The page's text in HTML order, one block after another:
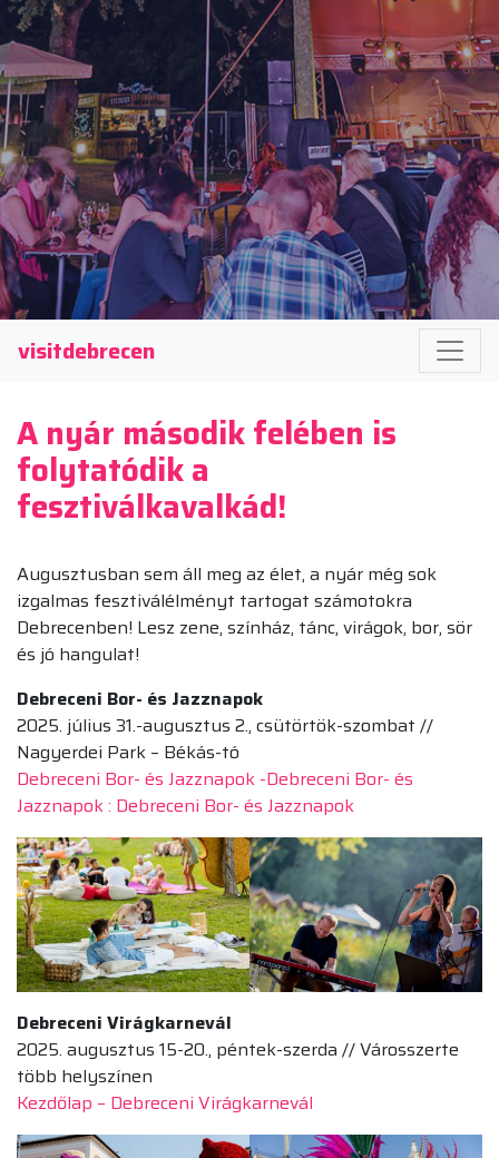
visitdebrecen
A nyár második felében is
folytatódik a
fesztiválkavalkád!
Augusztusban sem áll meg az élet, a nyár még sok
izgalmas fesztiválélményt tartogat számotokra
Debrecenben! Lesz zene, színház, tánc, virágok, bor, sör
és jó hangulat!
Debreceni Bor- és Jazznapok
2025. július 31.-augusztus 2., csütörtök-szombat //
Nagyerdei Park – Békás-tó
Debreceni Bor- és Jazznapok -Debreceni Bor- és
Jazznapok : Debreceni Bor- és Jazznapok
Debreceni Virágkarnevál
2025. augusztus 15-20., péntek-szerda // Városszerte
több helyszínen
Kezdőlap – Debreceni Virágkarnevál